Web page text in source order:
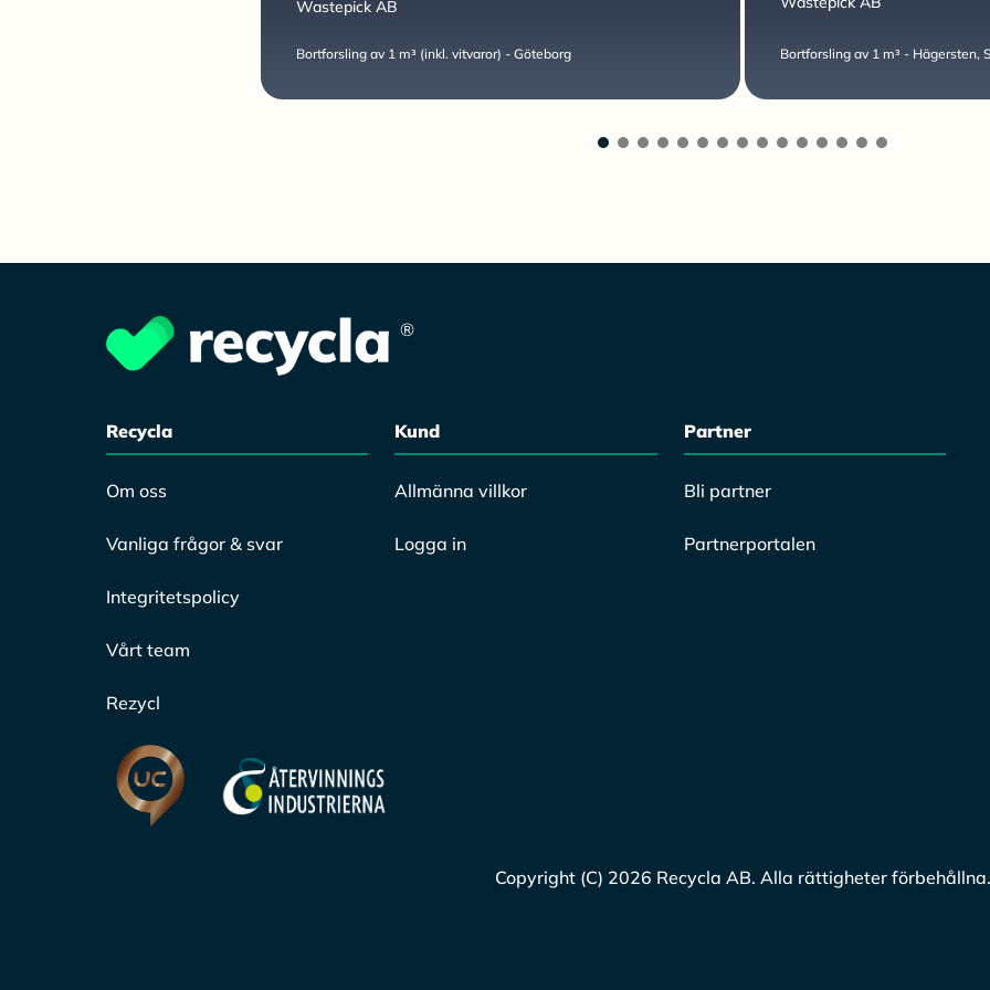
Wastepick AB
Bortforsling av 1 m³ (inkl. vitvaror) - Göteborg Bortforsling av 1 m³ - Hägersten,
®
Recycla
Om oss
Vanliga frågor & svar
Integritetspolicy
Vårt team
Rezycl
Kund
Allmänna villkor
Logga in
Partner
Bli partner
Partnerportalen
Copyright (C) 2026 Recycla AB. Alla rättigheter förbehållna.